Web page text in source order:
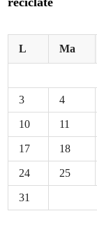
L Ma
3 4
10 11
17 18
24 25
31